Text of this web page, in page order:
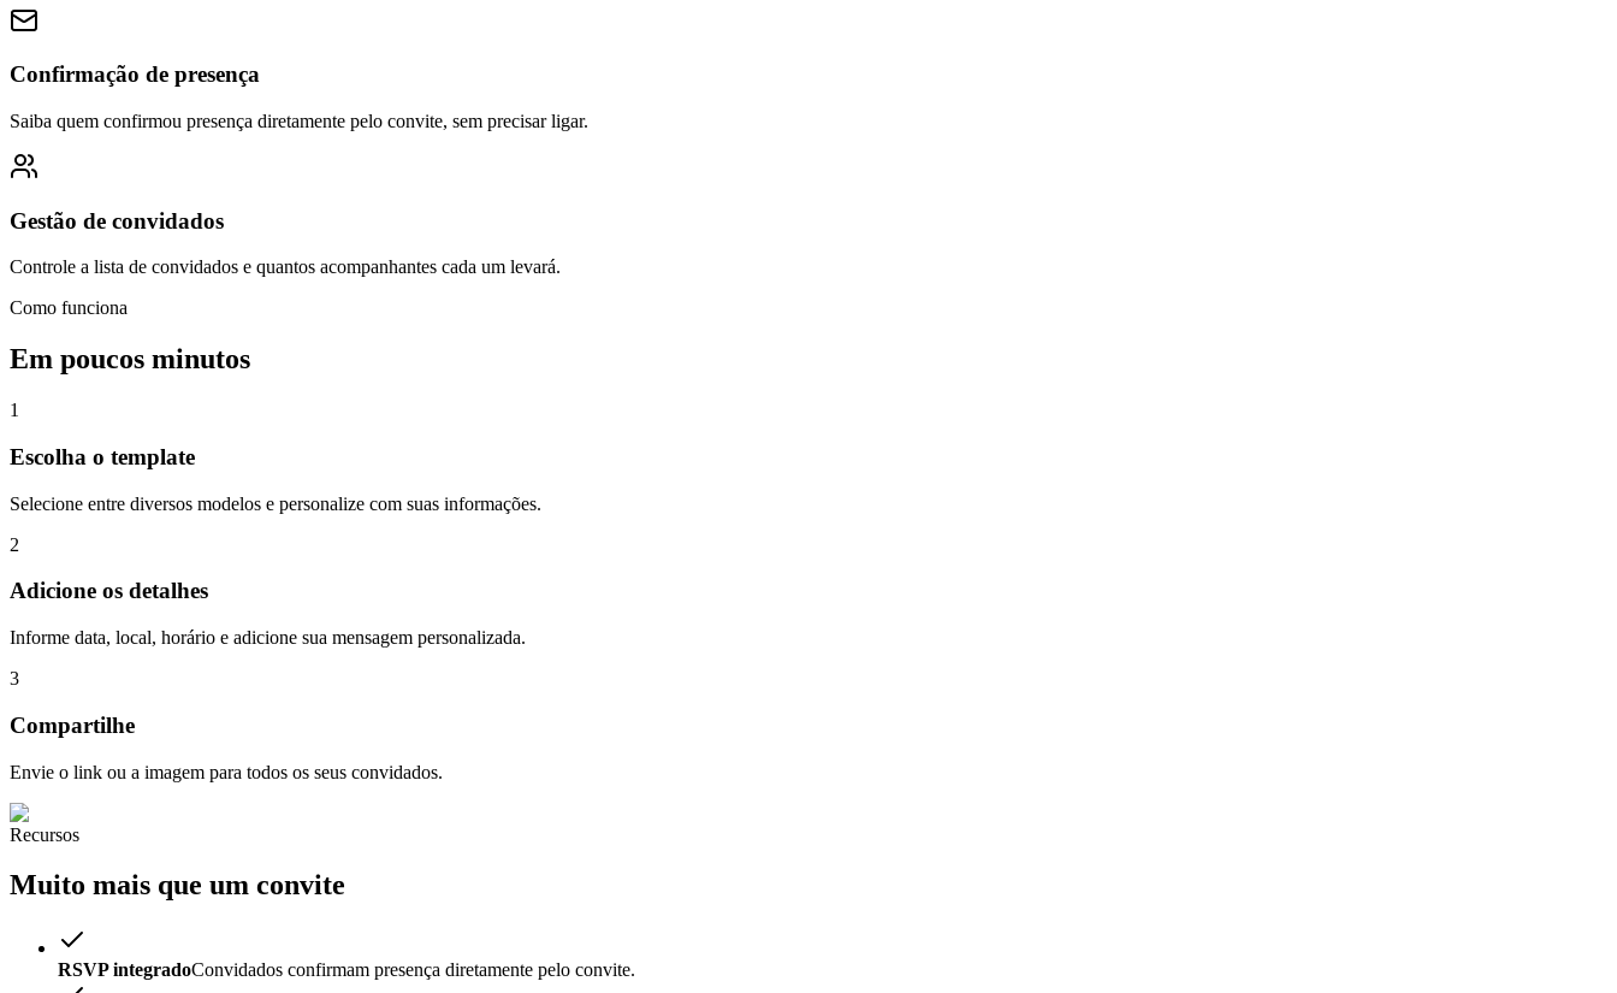
Confirmação de presença
Saiba quem confirmou presença diretamente pelo convite, sem precisar ligar.
Gestão de convidados
Controle a lista de convidados e quantos acompanhantes cada um levará.
Como funciona
Em poucos minutos
1
Escolha o template
Selecione entre diversos modelos e personalize com suas informações.
2
Adicione os detalhes
Informe data, local, horário e adicione sua mensagem personalizada.
3
Compartilhe
Envie o link ou a imagem para todos os seus convidados.
Recursos
Muito mais que um convite
RSVP integradoConvidados confirmam presença diretamente pelo convite.